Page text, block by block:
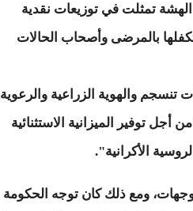
تمثلت في توزيعات نقدية
بالمرضى وأصحاب الحالات
والهوية الزراعية والرعوية
أجل توفير الميزانية الاستثنائية
ومع ذلك كان توجه الحكومة